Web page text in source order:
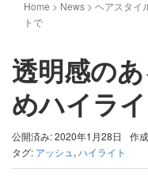
Home > News > ヘアスタイ
トで
透明感の
めハイラ
公開済み: 2020年1月28日 作
タグ: アッシュ , ハイライト